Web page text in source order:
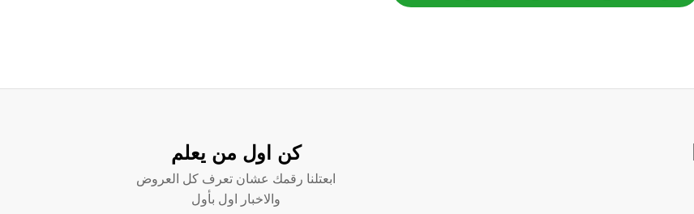
كن اول من يعلم
ابعتلنا رقمك عشان تعرف كل العروض
والاخبار اول بأول